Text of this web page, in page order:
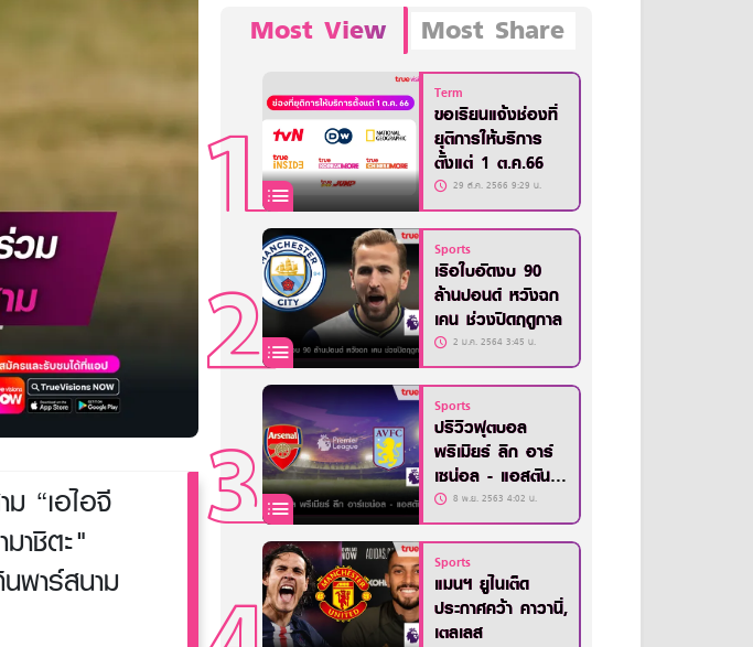
“เอไอจี
าชิตะ"
พาร์สนาม
Most View Most Share
Term
ขอเรียนแจ้งช่องที่
ยุติการให้บริการ
ตั้งแต่ 1 ต.ค.66
29 ส.ค. 2566 9:29 น.
Sports
เรือใบอัดงบ 90
ล้านปอนด์ หวังฉก
เคน ช่วงปิดฤดูกาล
2 ม.ค. 2564 3:45 น.
Sports
ปรีวิวฟุตบอล
พรีเมียร์ ลีก อาร์
เซน่อล - แอสตัน
วิลล่า8 พ.ย. 2563 4:02 น.
Sports
แมนฯ ยูไนเต็ด
ประกาศคว้า คาวานี่,
เตลเลส